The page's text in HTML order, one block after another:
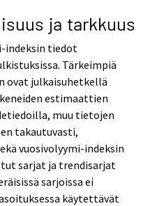
ja tarkkuus
indeksin tiedot
Tärkeimpiä
ovat julkaisuhetkellä
estimaattien
muu tietojen
takautuvasti,
vuosivolyymi-indeksin
sarjat ja trendisarjat
sarjoissa ei
käytettävät